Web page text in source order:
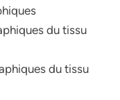
du tissu
du tissu